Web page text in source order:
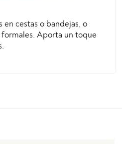
cestas o bandejas, o
Aporta un toque